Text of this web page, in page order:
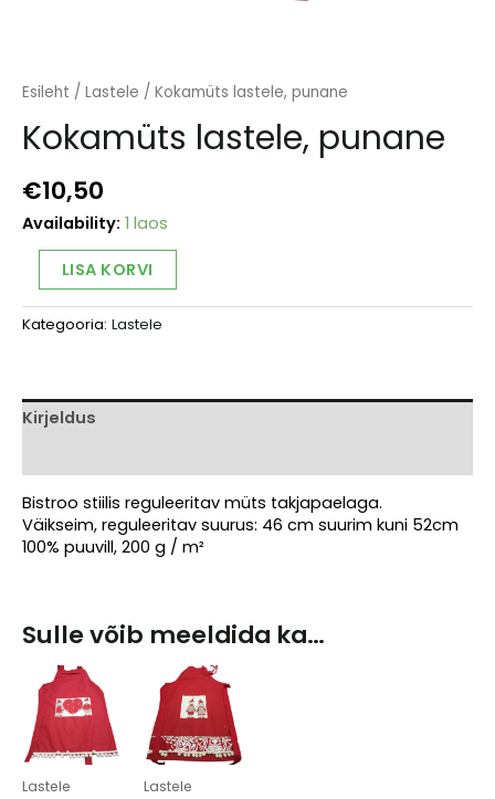
Esileht / Lastele / Kokamüts lastele, punane
Kokamüts lastele, punane
€10,50
Availability: 1 laos
Kokamüts
lastele,
punane
kogus
LISA KORVI
Alternative:
Kategooria: Lastele
Kirjeldus
Bistroo stiilis reguleeritav müts takjapaelaga.
Väikseim, reguleeritav suurus: 46 cm suurim kuni 52cm
100% puuvill, 200 g / m²
Sulle võib meeldida ka…
Lastele Lastele